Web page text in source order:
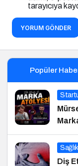
tarayıcıya
YORUM GÖNDER
Popüler
Sağlık
Diş